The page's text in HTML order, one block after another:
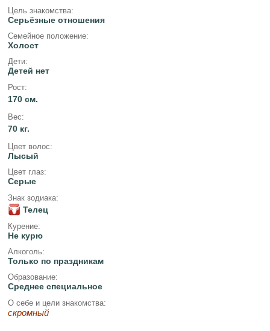
Цель знакомства:
Серьёзные отношения
Семейное положение:
Холост
Дети:
Детей нет
Рост:
170 см.
Вес:
70 кг.
Цвет волос:
Лысый
Цвет глаз:
Серые
Знак зодиака:
Телец
Курение:
Не курю
Алкоголь:
Только по праздникам
Образование:
Среднее специальное
О себе и цели знакомства:
скромный